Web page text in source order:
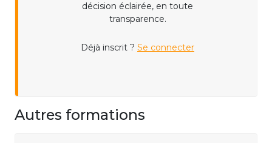
décision éclairée, en toute
transparence.
Déjà inscrit ? Se connecter
Autres formations